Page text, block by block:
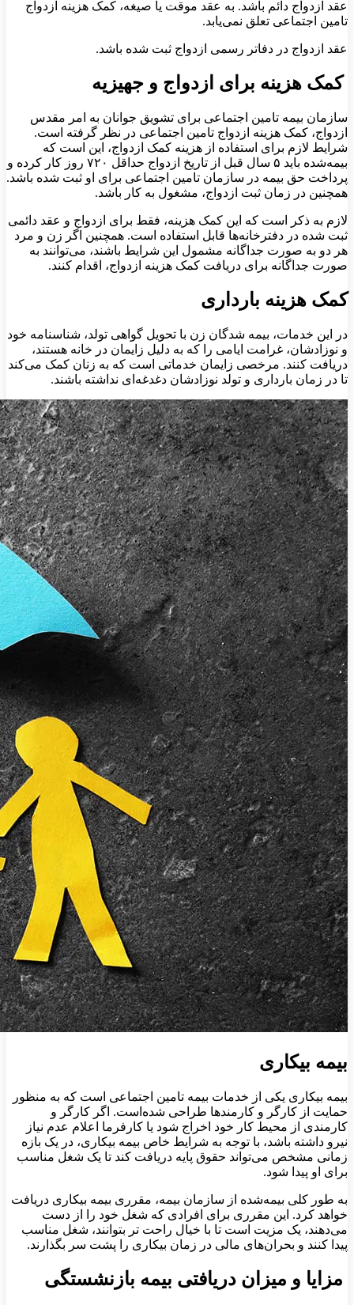
عقد ازدواج دائم باشد. به عقد موقت یا صیغه، کمک هزینه ازدواج
تامین اجتماعی تعلق نمی‌یابد.
عقد ازدواج در دفاتر رسمی ازدواج ثبت شده باشد.
کمک هزینه برای ازدواج و جهیزیه
سازمان بیمه تامین اجتماعی برای تشویق جوانان به امر مقدس
ازدواج، کمک هزینه ازدواج تامین اجتماعی در نظر گرفته‌ است.
شرایط لازم برای استفاده از هزینه کمک ازدواج، این است که
بیمه‌شده باید ۵ سال قبل از تاریخ ازدواج حداقل ۷۲۰ روز کار کرده و
پرداخت حق بیمه در سازمان تامین اجتماعی برای او ثبت شده‌ باشد.
همچنین در زمان ثبت ازدواج، مشغول به کار باشد.
لازم به ذکر است که این کمک هزینه، فقط برای ازدواج و عقد دائمی
‌ثبت شده‌ در دفترخانه‌ها قابل استفاده‌‌ است. همچنین اگر زن و مرد
هر دو به صورت جداگانه مشمول این شرایط باشند، می‌توانند به
صورت جداگانه برای دریافت کمک هزینه ازدواج، اقدام کنند.
کمک هزینه بارداری
در این خدمات، بیمه شدگان زن با تحویل گواهی تولد، شناسنامه خود
و نوزادشان، غرامت ایامی را که به دلیل زایمان در خانه هستند،
دریافت کنند. مرخصی زایمان خدماتی است که به زنان کمک می‌کند
تا در زمان بارداری و تولد نوزادشان دغدغه‌ای نداشته باشند.
بیمه بیکاری
بیمه بیکاری یکی از خدمات بیمه تامین اجتماعی است که به منظور
حمایت از کارگر و کارمند‌ها طراحی شده‌است. اگر کارگر و
کارمندی از محیط کار خود اخراج شود یا کارفرما اعلام عدم نیاز
نیرو داشته باشد، با توجه به شرایط خاص بیمه بیکاری، در یک بازه
زمانی مشخص می‌تواند حقوق پایه دریافت کند تا یک شغل مناسب
برای او پیدا شود.
به طور کلی بیمه‌شده از سازمان بیمه، مقرری بیمه بیکاری دریافت
خواهد کرد. این مقرری برای افرادی که شغل خود را از دست
می‌دهند، یک مزیت است تا با خیال راحت تر بتوانند، شغل مناسب
پیدا کنند و بحران‌های مالی در زمان بیکاری را پشت سر بگذارند.
مزایا و میزان دریافتی بیمه بازنشستگی